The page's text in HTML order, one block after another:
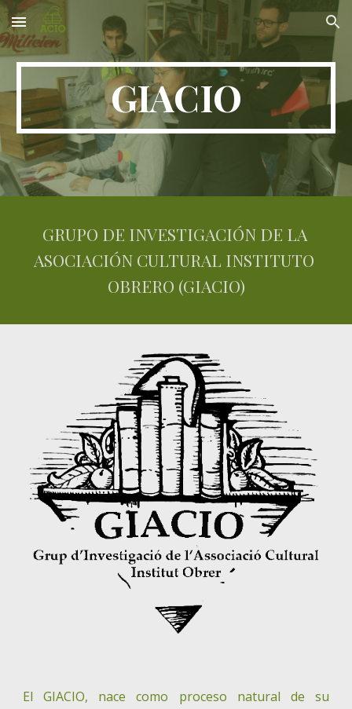
Skip to main content Skip to navigation
GIACIO
GRUPO DE INVESTIGACIÓN DE LA
ASOCIACIÓN CULTURAL INSTITUTO
OBRERO (GIACIO)
El GIACIO, nace como proceso natural de su